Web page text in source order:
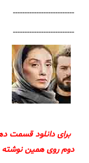
--------------------------
--------------------------
برای دانلود
دوم روی همین